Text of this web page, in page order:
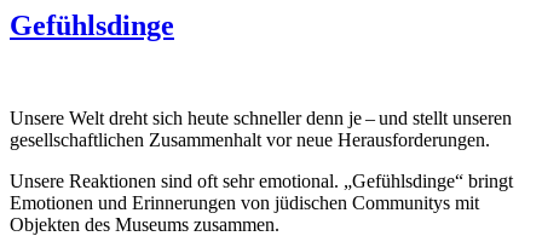
Gefühlsdinge
Unsere Welt dreht sich heute schneller denn je – und stellt unseren
gesellschaftlichen Zusammenhalt vor neue Herausforderungen.
Unsere Reaktionen sind oft sehr emotional. „Gefühlsdinge“ bringt
Emotionen und Erinnerungen von jüdischen Communitys mit
Objekten des Museums zusammen.